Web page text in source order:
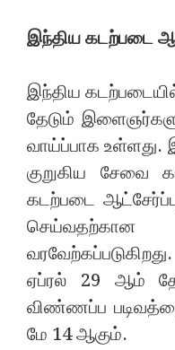
இந்திய கடற்படை
இந்திய
தேடும்
வாய்ப்பாக
குறுகிய சேவை
கடற்படை
ஏப்ரல் 29 ஆம்
விண்ணப்ப
மே 14 ஆகும்.